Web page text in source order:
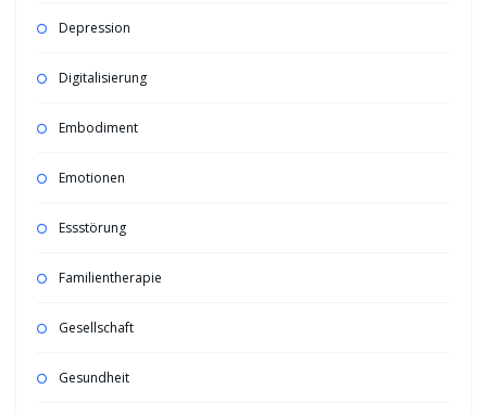
Depression
Digitalisierung
Embodiment
Emotionen
Essstörung
Familientherapie
Gesellschaft
Gesundheit